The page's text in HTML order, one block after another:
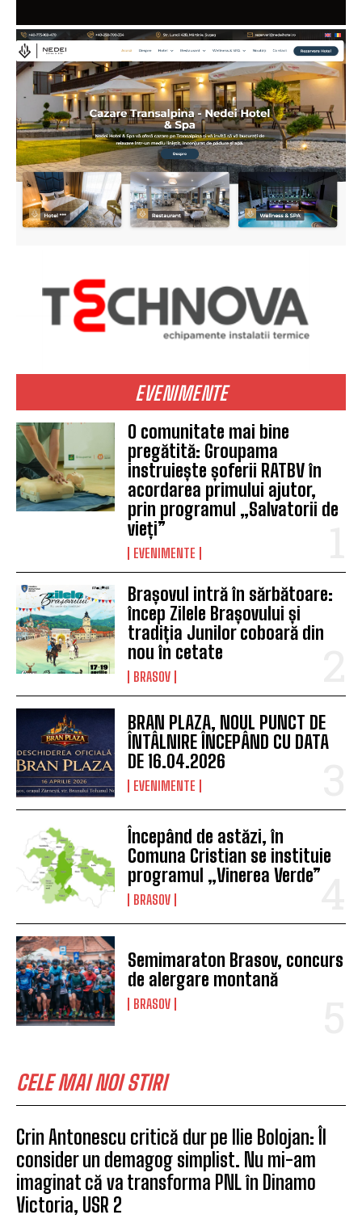
EVENIMENTE
O comunitate mai bine
pregătită: Groupama
instruiește șoferii RATBV în
acordarea primului ajutor,
prin programul „Salvatorii de
vieți”
EVENIMENTE
Brașovul intră în sărbătoare:
încep Zilele Brașovului și
tradiția Junilor coboară din
nou în cetate
BRASOV
BRAN PLAZA, NOUL PUNCT DE
ÎNTÂLNIRE ÎNCEPÂND CU DATA
DE 16.04.2026
EVENIMENTE
Începând de astăzi, în
Comuna Cristian se instituie
programul „Vinerea Verde”
BRASOV
Semimaraton Brasov, concurs
de alergare montană
BRASOV
CELE MAI NOI STIRI
Crin Antonescu critică dur pe Ilie Bolojan: Îl
consider un demagog simplist. Nu mi-am
imaginat că va transforma PNL în Dinamo
Victoria, USR 2